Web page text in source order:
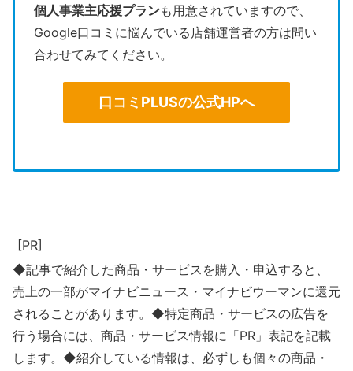
個人事業主応援プランも用意されていますので、
Google口コミに悩んでいる店舗運営者の方は問い
合わせてみてください。
口コミPLUSの公式HPへ
[PR]
◆記事で紹介した商品・サービスを購入・申込すると、
売上の一部がマイナビニュース・マイナビウーマンに還元
されることがあります。◆特定商品・サービスの広告を
行う場合には、商品・サービス情報に「PR」表記を記載
します。◆紹介している情報は、必ずしも個々の商品・